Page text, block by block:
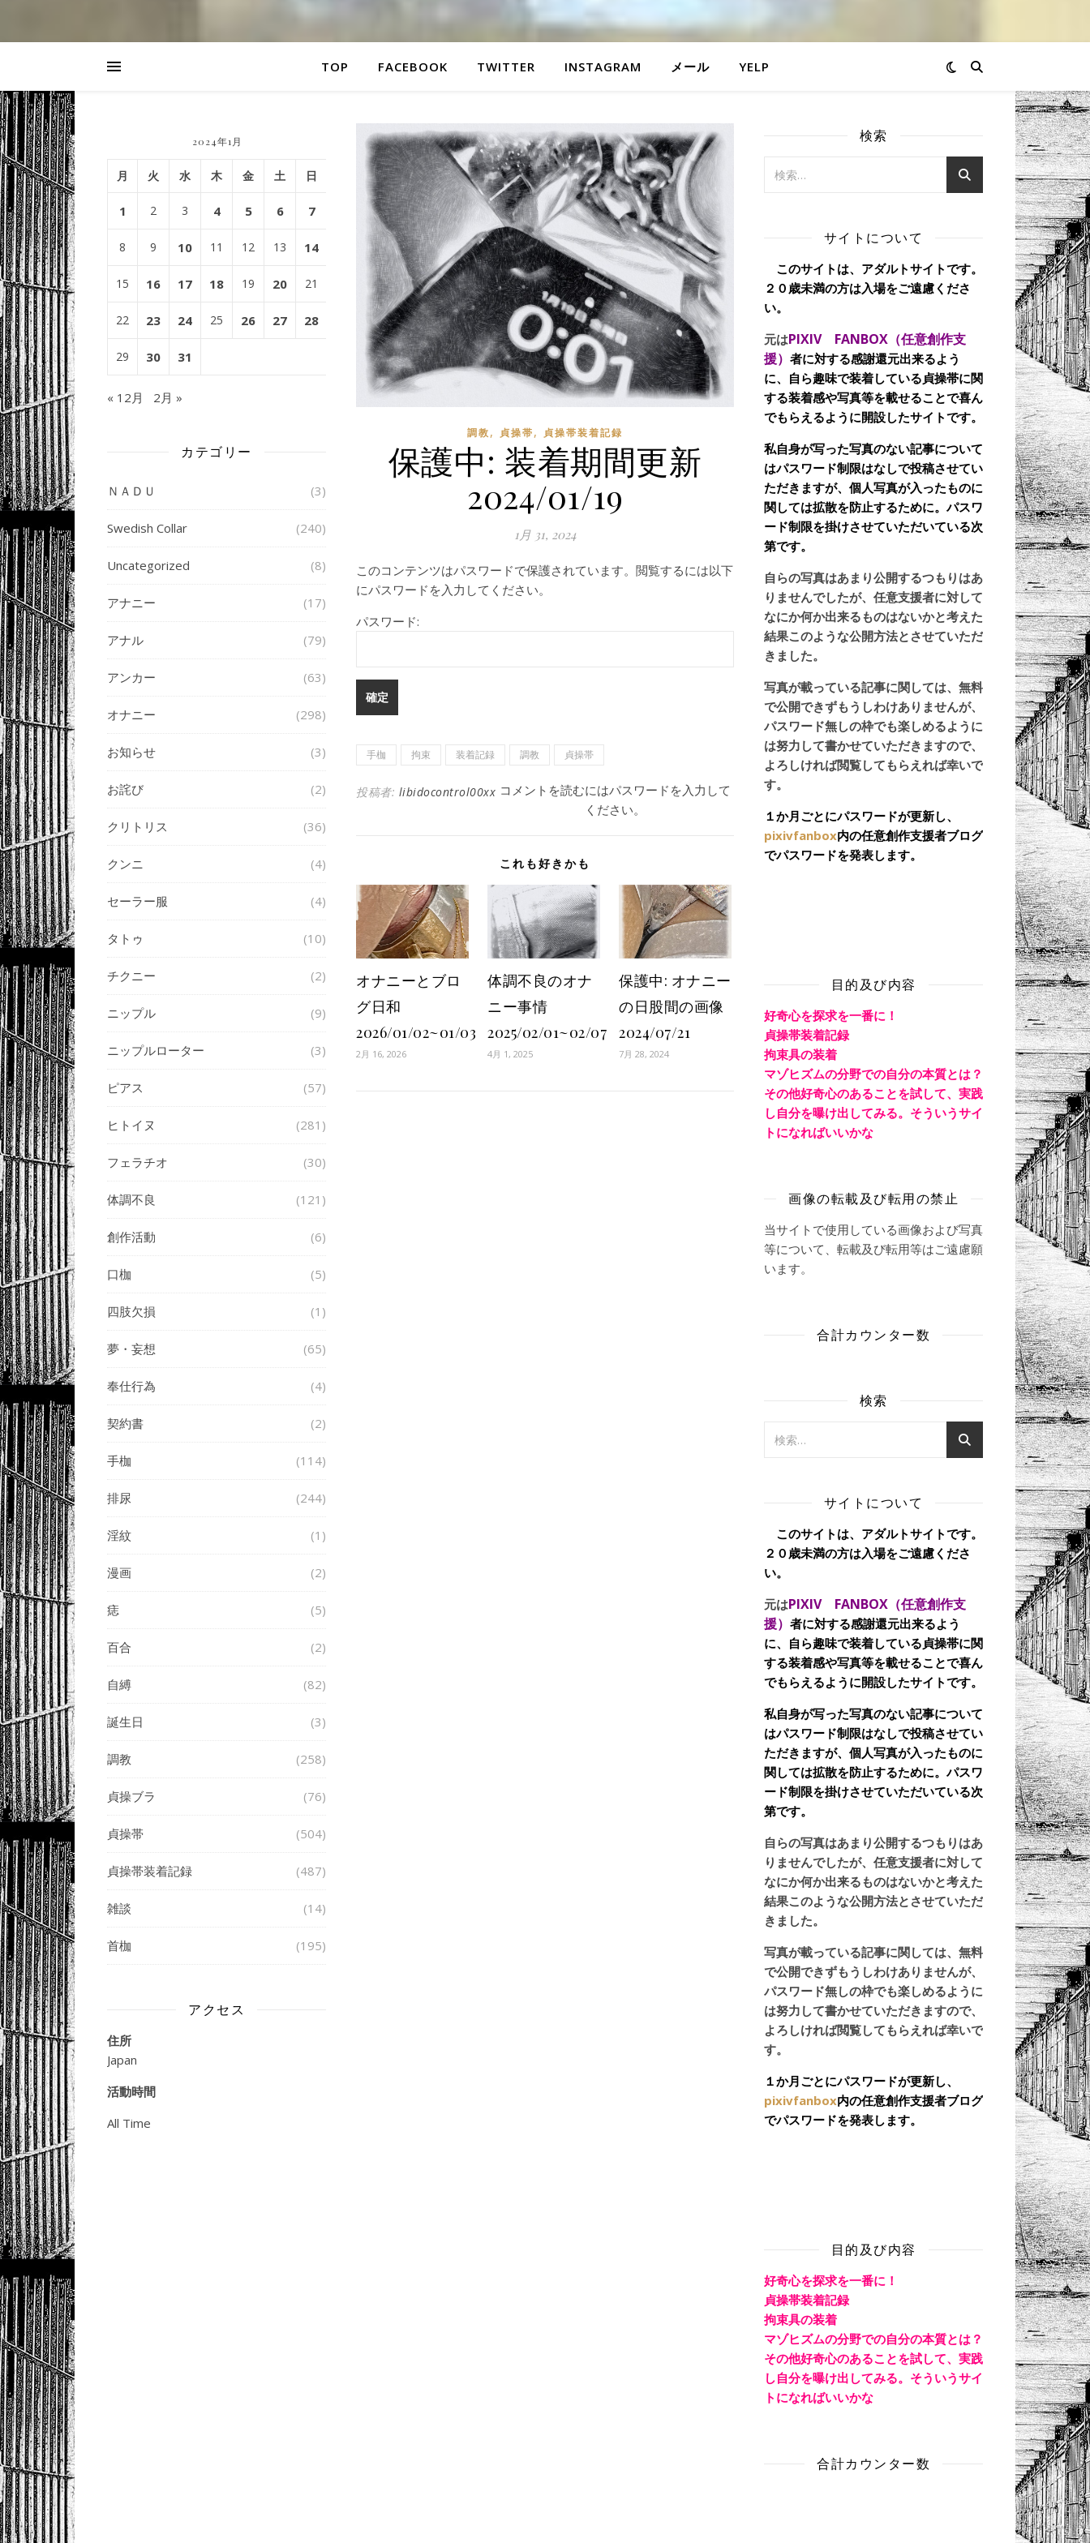
TOP FACEBOOK TWITTER INSTAGRAM メール YELP
2024年1月
月 火 水 木 金 土 日
1 2 3 4 5 6 7
8 9 10 11 12 13 14
15 16 17 18 19 20 21
22 23 24 25 26 27 28
29 30 31
« 12月 2月 »
カテゴリー
ＮＡＤＵ (3)
Swedish Collar (240)
Uncategorized (8)
アナニー (17)
アナル (79)
アンカー (63)
オナニー (298)
お知らせ (3)
お詫び (2)
クリトリス (36)
クンニ (4)
セーラー服 (4)
タトゥ (10)
チクニー (2)
ニップル (9)
ニップルローター (3)
ピアス (57)
ヒトイヌ (281)
フェラチオ (30)
体調不良 (121)
創作活動 (6)
口枷 (5)
四肢欠損 (1)
夢・妄想 (65)
奉仕行為 (4)
契約書 (2)
手枷 (114)
排尿 (244)
淫紋 (1)
漫画 (2)
痣 (5)
百合 (2)
自縛 (82)
誕生日 (3)
調教 (258)
貞操ブラ (76)
貞操帯 (504)
貞操帯装着記録 (487)
雑談 (14)
首枷 (195)
アクセス
住所
Japan
活動時間
All Time
調教, 貞操帯, 貞操帯装着記録
保護中: 装着期間更新
2024/01/19
1月 31, 2024
このコンテンツはパスワードで保護されています。閲覧するには以下
にパスワードを入力してください。
パスワード:
手枷 拘束 装着記録 調教 貞操帯
投稿者: libidocontrol00xx コメントを読むにはパスワードを入力して
ください。
これも好きかも
オナニーとブロ
グ日和
2026/01/02~01/03
2月 16, 2026
体調不良のオナ
ニー事情
2025/02/01~02/07
4月 1, 2025
保護中: オナニー
の日股間の画像
2024/07/21
7月 28, 2024
検索
サイトについて
このサイトは、アダルトサイトです。
２０歳未満の方は入場をご遠慮くださ
い。
元はPIXIV FANBOX（任意創作支
援） 者に対する感謝還元出来るよう
に、自ら趣味で装着している貞操帯に関
する装着感や写真等を載せることで喜ん
でもらえるように開設したサイトです。
私自身が写った写真のない記事について
はパスワード制限はなしで投稿させてい
ただきますが、個人写真が入ったものに
関しては拡散を防止するために。パスワ
ード制限を掛けさせていただいている次
第です。
自らの写真はあまり公開するつもりはあ
りませんでしたが、任意支援者に対して
なにか何か出来るものはないかと考えた
結果このような公開方法とさせていただ
きました。
写真が載っている記事に関しては、無料
で公開できずもうしわけありませんが、
パスワード無しの枠でも楽しめるように
は努力して書かせていただきますので、
よろしければ閲覧してもらえれば幸いで
す。
１か月ごとにパスワードが更新し、
pixivfanbox内の任意創作支援者ブログ
でパスワードを発表します。
目的及び内容
好奇心を探求を一番に！
貞操帯装着記録
拘束具の装着
マゾヒズムの分野での自分の本質とは？
その他好奇心のあることを試して、実践
し自分を曝け出してみる。そういうサイ
トになればいいかな
画像の転載及び転用の禁止
当サイトで使用している画像および写真
等について、転載及び転用等はご遠慮願
います。
合計カウンター数
検索
サイトについて
このサイトは、アダルトサイトです。
２０歳未満の方は入場をご遠慮くださ
い。
元はPIXIV FANBOX（任意創作支
援） 者に対する感謝還元出来るよう
に、自ら趣味で装着している貞操帯に関
する装着感や写真等を載せることで喜ん
でもらえるように開設したサイトです。
私自身が写った写真のない記事について
はパスワード制限はなしで投稿させてい
ただきますが、個人写真が入ったものに
関しては拡散を防止するために。パスワ
ード制限を掛けさせていただいている次
第です。
自らの写真はあまり公開するつもりはあ
りませんでしたが、任意支援者に対して
なにか何か出来るものはないかと考えた
結果このような公開方法とさせていただ
きました。
写真が載っている記事に関しては、無料
で公開できずもうしわけありませんが、
パスワード無しの枠でも楽しめるように
は努力して書かせていただきますので、
よろしければ閲覧してもらえれば幸いで
す。
１か月ごとにパスワードが更新し、
pixivfanbox内の任意創作支援者ブログ
でパスワードを発表します。
目的及び内容
好奇心を探求を一番に！
貞操帯装着記録
拘束具の装着
マゾヒズムの分野での自分の本質とは？
その他好奇心のあることを試して、実践
し自分を曝け出してみる。そういうサイ
トになればいいかな
合計カウンター数